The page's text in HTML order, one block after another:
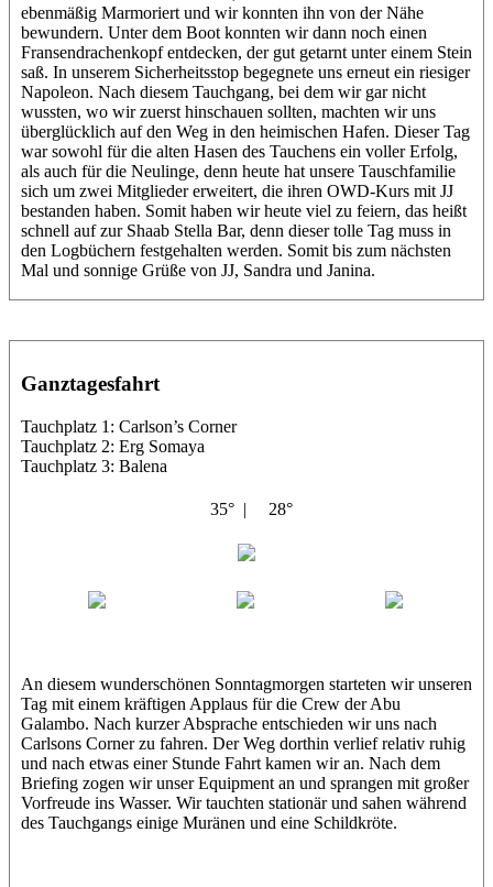
ebenmäßig Marmoriert und wir konnten ihn von der Nähe
bewundern. Unter dem Boot konnten wir dann noch einen
Fransendrachenkopf entdecken, der gut getarnt unter einem Stein
saß. In unserem Sicherheitsstop begegnete uns erneut ein riesiger
Napoleon. Nach diesem Tauchgang, bei dem wir gar nicht
wussten, wo wir zuerst hinschauen sollten, machten wir uns
überglücklich auf den Weg in den heimischen Hafen. Dieser Tag
war sowohl für die alten Hasen des Tauchens ein voller Erfolg,
als auch für die Neulinge, denn heute hat unsere Tauschfamilie
sich um zwei Mitglieder erweitert, die ihren OWD-Kurs mit JJ
bestanden haben. Somit haben wir heute viel zu feiern, das heißt
schnell auf zur Shaab Stella Bar, denn dieser tolle Tag muss in
den Logbüchern festgehalten werden. Somit bis zum nächsten
Mal und sonnige Grüße von JJ, Sandra und Janina.
Ganztagesfahrt
Tauchplatz 1: Carlson’s Corner
Tauchplatz 2: Erg Somaya
Tauchplatz 3: Balena
35° | 28°
An diesem wunderschönen Sonntagmorgen starteten wir unseren
Tag mit einem kräftigen Applaus für die Crew der Abu
Galambo. Nach kurzer Absprache entschieden wir uns nach
Carlsons Corner zu fahren. Der Weg dorthin verlief relativ ruhig
und nach etwas einer Stunde Fahrt kamen wir an. Nach dem
Briefing zogen wir unser Equipment an und sprangen mit großer
Vorfreude ins Wasser. Wir tauchten stationär und sahen während
des Tauchgangs einige Muränen und eine Schildkröte.